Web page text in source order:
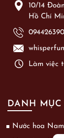
10/14
Hồ Chí
Làm việc
DANH
Nước hoa Nam